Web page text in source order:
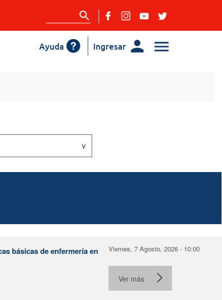
Ingresar
Ayuda
básicas de enfermería en Viernes, 7 Agosto, 2026 - 10:00
Ver más